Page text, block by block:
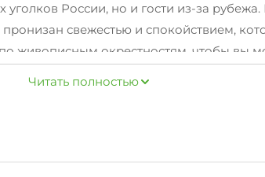
России, но и гости из-за
свежестью и спокойствием,
живописным окрестностям, чтобы вы
музыка и искренние разговоры
Читать полностью